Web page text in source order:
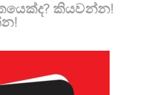
කියවන්න!